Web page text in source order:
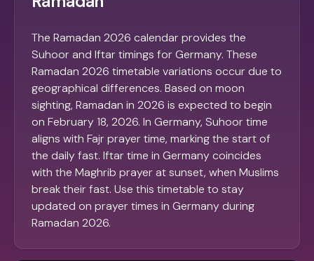
The Ramadan 2026 calendar provides the
Suhoor and Iftar timings for Germany. These
Ramadan 2026 timetable variations occur due to
geographical differences. Based on moon
sighting, Ramadan in 2026 is expected to begin
on February 18, 2026. In Germany, Suhoor time
aligns with Fajr prayer time, marking the start of
the daily fast. Iftar time in Germany coincides
with the Maghrib prayer at sunset, when Muslims
break their fast. Use this timetable to stay
updated on prayer times in Germany during
Ramadan 2026.